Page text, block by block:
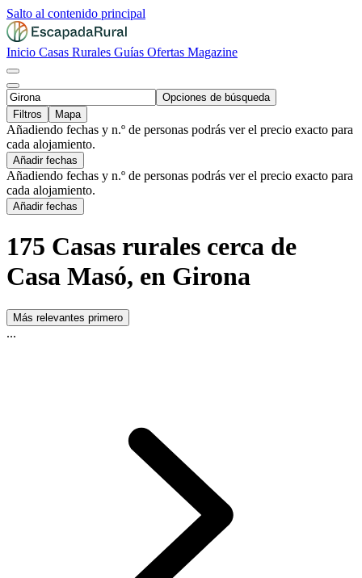
Salto al contenido principal
Inicio Casas Rurales Guías Ofertas Magazine
Opciones de búsqueda
Filtros
Mapa
Añadiendo fechas y n.º de personas podrás ver el precio exacto para
cada alojamiento.
Añadir fechas
Añadiendo fechas y n.º de personas podrás ver el precio exacto para
cada alojamiento.
Añadir fechas
175 Casas rurales cerca de
Casa Masó, en Girona
Más relevantes primero
...